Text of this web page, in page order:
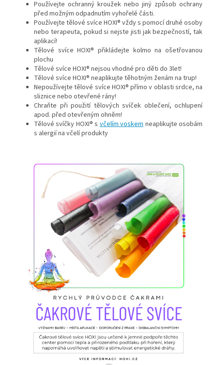
Používejte ochranný kroužek nebo jiný způsob ochrany
před možným odpadnutím vyhořelé části.
Používejte tělové svíce HOXI® vždy s pomocí druhé osoby
nebo terapeuta, pokud si nejste jisti jak bezpečností, tak
aplikací!
Tělové svíce HOXI® přikládejte kolmo na ošetřovanou
plochu
Tělové svíce HOXI® nejsou vhodné pro děti do 3let!
Tělové svíce HOXI® neaplikujte těhotným ženám na trup!
Nepoužívejte tělové svíce HOXI® přímo v oblasti srdce, na
sliznice nebo otevřené rány!
Chraňte při použití tělových svíček oblečení, ochlupení
apod. před otevřeným ohněm!
Tělové svíčky HOXI® svčelím voskemneaplikujte osobám
s alergií na včelí produkty